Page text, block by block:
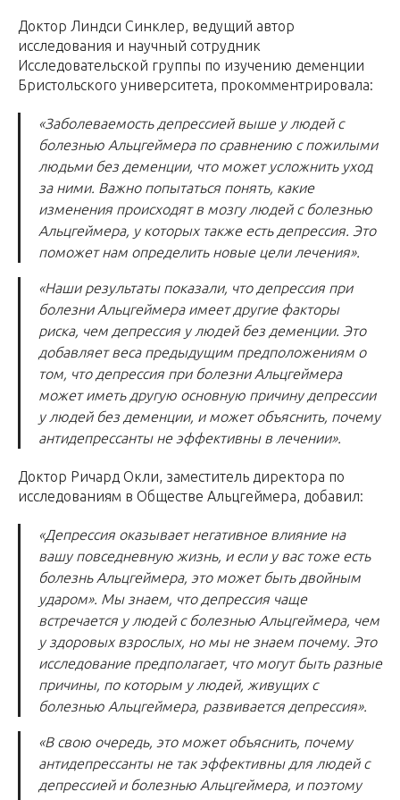
Доктор Линдси Синклер, ведущий автор
исследования и научный сотрудник
Исследовательской группы по изучению деменции
Бристольского университета, прокомментрировала:
«Заболеваемость депрессией выше у людей с
болезнью Альцгеймера по сравнению с пожилыми
людьми без деменции, что может усложнить уход
за ними. Важно попытаться понять, какие
изменения происходят в мозгу людей с болезнью
Альцгеймера, у которых также есть депрессия. Это
поможет нам определить новые цели лечения».
«Наши результаты показали, что депрессия при
болезни Альцгеймера имеет другие факторы
риска, чем депрессия у людей без деменции. Это
добавляет веса предыдущим предположениям о
том, что депрессия при болезни Альцгеймера
может иметь другую основную причину депрессии
у людей без деменции, и может объяснить, почему
антидепрессанты не эффективны в лечении».
Доктор Ричард Окли, заместитель директора по
исследованиям в Обществе Альцгеймера, добавил:
«Депрессия оказывает негативное влияние на
вашу повседневную жизнь, и если у вас тоже есть
болезнь Альцгеймера, это может быть двойным
ударом». Мы знаем, что депрессия чаще
встречается у людей с болезнью Альцгеймера, чем
у здоровых взрослых, но мы не знаем почему. Это
исследование предполагает, что могут быть разные
причины, по которым у людей, живущих с
болезнью Альцгеймера, развивается депрессия».
«В свою очередь, это может объяснить, почему
антидепрессанты не так эффективны для людей с
депрессией и болезнью Альцгеймера, и поэтому